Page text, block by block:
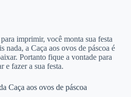
imprimir, você monta sua festa
nada, a Caça aos ovos de páscoa é
Portanto fique a vontade para
e fazer a sua festa.
Caça aos ovos de páscoa